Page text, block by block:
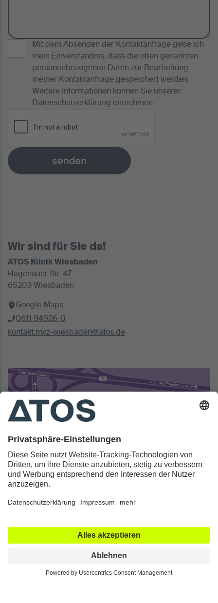
Mit dem Absenden der Kontaktanfrage gebe ich
mein Einverständnis, dass die oben genannten
personenbezogenen Daten zur Bearbeitung
meiner Kontaktanfrage gespeichert werden.
Weitere Informationen können Sie unserer
Datenschutzerklärung entnehmen.
senden
Wir sind für Sie da!
ATOS Klinik Wiesbaden
Hagenauer Str. 47
65203 Wiesbaden
Google Maps
0611 94926-0
kontakt.mvz-wiesbaden@atos.de